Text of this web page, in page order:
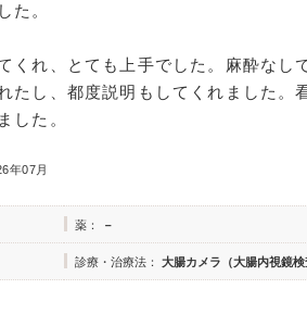
た。
くれ、とても上手でした。麻酔なし
たし、都度説明もしてくれました。
した。
年07月
薬： －
診療・治療法： 大腸カメラ（大腸内視鏡検